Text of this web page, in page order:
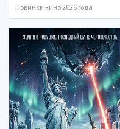
Новинки кино 2026 года